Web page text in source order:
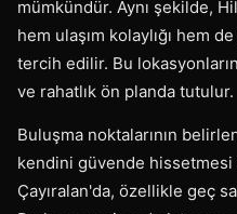
mümkündür. Aynı şekilde,
hem ulaşım kolaylığı hem
tercih edilir. Bu
ve rahatlık ön planda tutulur.
Buluşma noktalarının
kendini güvende hissetmesi
Çayıralan'da, özellikle geç